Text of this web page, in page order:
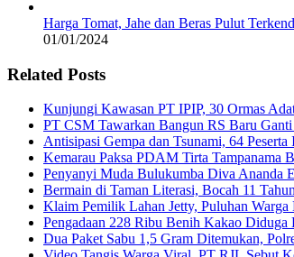
Harga Tomat, Jahe dan Beras Pulut
01/01/2024
Related Posts
Kunjungi Kawasan PT IPIP, 30 Ormas
PT CSM Tawarkan Bangun RS Baru
Antisipasi Gempa dan Tsunami, 64
Kemarau Paksa PDAM Tirta
Penyanyi Muda Bulukumba Diva Ananda
Bermain di Taman Literasi, Bocah 11
Klaim Pemilik Lahan Jetty, Puluhan
Pengadaan 228 Ribu Benih Kakao
Dua Paket Sabu 1,5 Gram Ditemukan,